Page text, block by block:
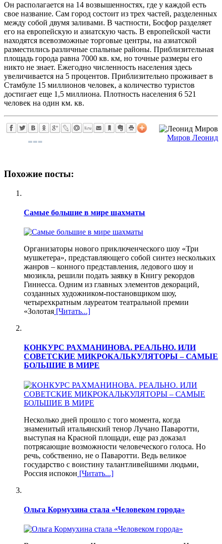
Он располагается на 14 возвышенностях, где у каждой есть
свое название. Сам город состоит из трех частей, разделенных
между собой двумя заливами. В частности, Босфор разделяет
его на европейскую и азиатскую часть. В европейской части
находятся всевозможные торговые центры, на азиатской
разместились различные спальные районы. Приблизительная
площадь города равна 7000 кв. км, но точные размеры его
никто не знает. Ежегодно численность населения здесь
увеличивается на 5 процентов. Приблизительно проживает в
Стамбуле 15 миллионов человек, а количество туристов
достигает еще 1,5 миллиона. Плотность населения 6 521
человек на один км. кв.
Миров Леонид
Похожие посты:
Самые большие в мире шахматы
Организаторы нового приключенческого шоу «Три
мушкетера», представляющего собой синтез нескольких
жанров – конного представления, ледового шоу и
мюзикла, решили подать заявку в Книгу рекордов
Гиннесса. Одним из главных элементов декораций,
созданных художником-постановщиком шоу,
четырехкратным лауреатом театральной премии
«Золотая [Читать...]
КОНКУРС РАХМАНИНОВА. РЕАЛЬНО. ИЛИ
СОВЕТСКИЕ МИКРОКАЛЬКУЛЯТОРЫ – САМЫЕ
БОЛЬШИЕ В МИРЕ
Несколько дней прошло с того момента, когда
знаменитый итальянский тенор Лучано Паваротти,
выступая на Красной площади, еще раз доказал
потрясающие возможности человеческого голоса. Но
речь, собственно, не о Паваротти. Ведь великое
государство с воистину талантливейшими людьми,
Россия испокон [Читать...]
Ольга Кормухина стала «Человеком города»